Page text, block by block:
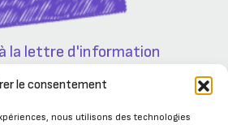
le consentement
nous utilisons des technologies
la lettre d'information